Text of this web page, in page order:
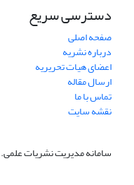
دسترسی سریع
صفحه اصلی
درباره نشریه
اعضای هیات تحریریه
ارسال مقاله
تماس با ما
نقشه سایت
سامانه مدیریت نشریات علمی.